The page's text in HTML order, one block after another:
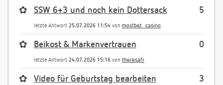
5
✿ SSW 6+3 und noch kein Dottersack
letzte Antwort 25.07.2026 11:54 von mostbet_casino
0
✿ Beikost & Markenvertrauen
letzte Antwort 24.07.2026 15:16 von theresafr
3
✿ Video für Geburtstag bearbeiten